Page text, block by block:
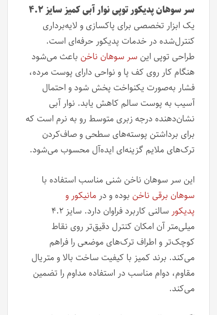
سر سوهان پدیکور توپی نوار آبی کمیز سایز ۴.۲
یک ابزار تخصصی برای پاکسازی و لایه‌برداری
کنترل‌شده در خدمات پدیکور حرفه‌ای است.
طراحی توپی این سر سوهان ناخن باعث می‌شود
هنگام کار روی کف پا و نواحی دارای پوست مرده،
فشار به‌صورت یکنواخت پخش شود و احتمال
آسیب به پوست سالم کاهش یابد. نوار آبی
نشان‌دهنده درجه زبری متوسط رو به نرم است که
برای برداشتن پوسته‌های سطحی و صاف‌کردن
ترک‌های ملایم گزینه‌ای ایده‌آل محسوب می‌شود.
این سر سوهان ناخن شنی مناسب استفاده با
سوهان برقی ناخن بوده و درمانیکور و
پدیکور
سالنی کاربرد فراوان دارد. سایز ۴.۲
میلی‌متر آن امکان کنترل دقیق‌تر روی نقاط
کوچک‌تر و اطراف ترک‌های موضعی را فراهم
می‌کند. برند کمیز با کیفیت ساخت بالا و متریال
مقاوم، دوام مناسب در استفاده مداوم را تضمین
می‌کند.